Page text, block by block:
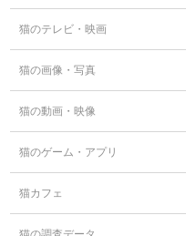
猫のテレビ・映画
猫の画像・写真
猫の動画・映像
猫のゲーム・アプリ
猫カフェ